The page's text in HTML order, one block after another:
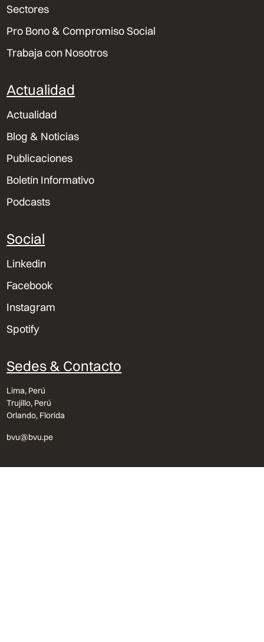
Sectores
Pro Bono & Compromiso Social
Trabaja con Nosotros
Actualidad
Actualidad
Blog & Noticias
Publicaciones
Boletín Informativo
Podcasts
Social
Linkedin
Facebook
Instagram
Spotify
Sedes & Contacto
Lima, Perú
Trujillo, Perú
Orlando, Florida
bvu@bvu.pe